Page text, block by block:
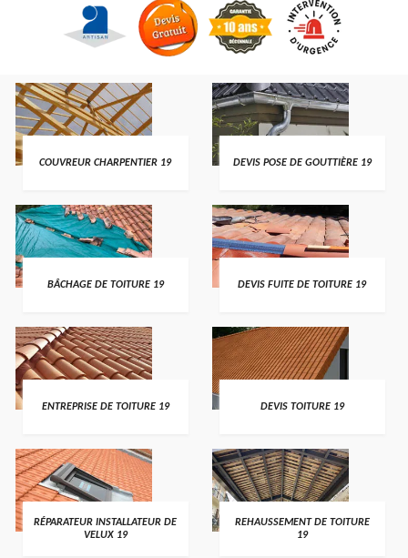
COUVREUR CHARPENTIER 19 DEVIS POSE DE GOUTTIÈRE 19
BÂCHAGE DE TOITURE 19 DEVIS FUITE DE TOITURE 19
ENTREPRISE DE TOITURE 19 DEVIS TOITURE 19
RÉPARATEUR INSTALLATEUR DE
VELUX 19
REHAUSSEMENT DE TOITURE
19